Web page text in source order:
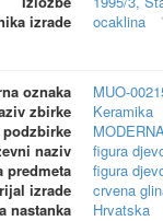
izrade
ocaklina
oznaka
MUO-
zbirke
Keramika
podzbirke
naziv
figura
predmeta
figura
izrade
crvena
nastanka
Hrvatska